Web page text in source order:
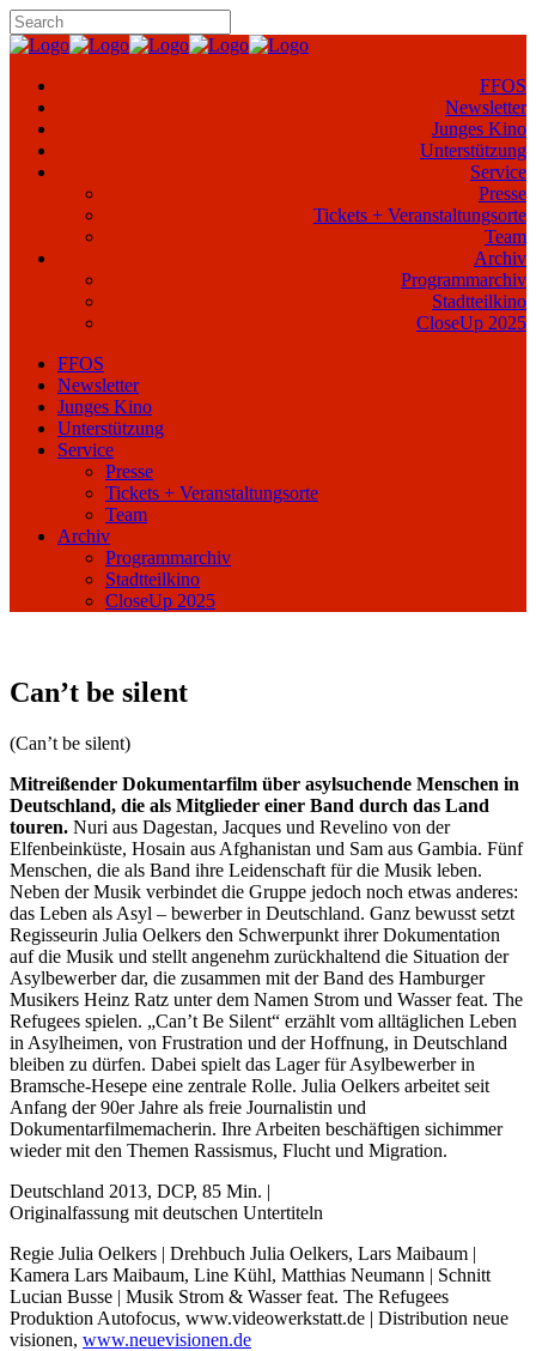
FFOS
Newsletter
Junges Kino
Unterstützung
Service
Presse
Tickets + Veranstaltungsorte
Team
Archiv
Programmarchiv
Stadtteilkino
CloseUp 2025
FFOS
Newsletter
Junges Kino
Unterstützung
Service
Presse
Tickets + Veranstaltungsorte
Team
Archiv
Programmarchiv
Stadtteilkino
CloseUp 2025
Can’t be silent
(Can’t be silent)
Mitreißender Dokumentarfilm über asylsuchende Menschen in
Deutschland, die als Mitglieder einer Band durch das Land
touren. Nuri aus Dagestan, Jacques und Revelino von der
Elfenbeinküste, Hosain aus Afghanistan und Sam aus Gambia. Fünf
Menschen, die als Band ihre Leidenschaft für die Musik leben.
Neben der Musik verbindet die Gruppe jedoch noch etwas anderes:
das Leben als Asyl – bewerber in Deutschland. Ganz bewusst setzt
Regisseurin Julia Oelkers den Schwerpunkt ihrer Dokumentation
auf die Musik und stellt angenehm zurückhaltend die Situation der
Asylbewerber dar, die zusammen mit der Band des Hamburger
Musikers Heinz Ratz unter dem Namen Strom und Wasser feat. The
Refugees spielen. „Can’t Be Silent“ erzählt vom alltäglichen Leben
in Asylheimen, von Frustration und der Hoffnung, in Deutschland
bleiben zu dürfen. Dabei spielt das Lager für Asylbewerber in
Bramsche-Hesepe eine zentrale Rolle. Julia Oelkers arbeitet seit
Anfang der 90er Jahre als freie Journalistin und
Dokumentarfilmemacherin. Ihre Arbeiten beschäftigen sichimmer
wieder mit den Themen Rassismus, Flucht und Migration.
Deutschland 2013, DCP, 85 Min. |
Originalfassung mit deutschen Untertiteln
Regie Julia Oelkers | Drehbuch Julia Oelkers, Lars Maibaum |
Kamera Lars Maibaum, Line Kühl, Matthias Neumann | Schnitt
Lucian Busse | Musik Strom & Wasser feat. The Refugees
Produktion Autofocus, www.videowerkstatt.de | Distribution neue
visionen, www.neuevisionen.de